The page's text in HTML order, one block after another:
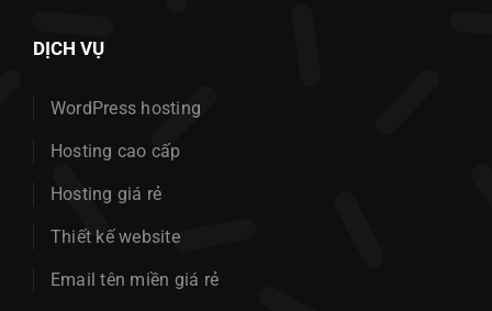
DỊCH VỤ
WordPress hosting
Hosting cao cấp
Hosting giá rẻ
Thiết kế website
Email tên miền giá rẻ